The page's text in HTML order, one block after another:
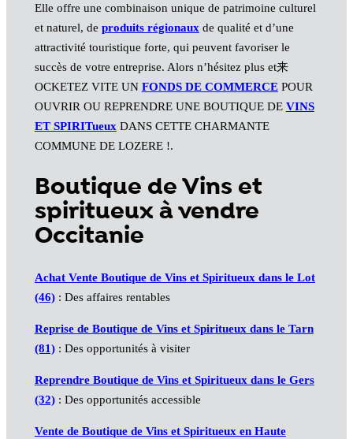
Elle offre une combinaison unique de patrimoine culturel
et naturel, de produits régionaux de qualité et d’une
attractivité touristique forte, qui peuvent favoriser le
succès de votre entreprise. Alors n’hésitez plus et来
OCKETEZ VITE UN FONDS DE COMMERCEPOUR
OUVRIR OU REPRENDRE UNE BOUTIQUE DE VINS
ET SPIRITueux DANS CETTE CHARMANTE
COMMUNE DE LOZERE !.
Boutique de Vins et
spiritueux à vendre
Occitanie
Achat Vente Boutique de Vins et Spiritueux dans le Lot
(46): Des affaires rentables
Reprise de Boutique de Vins et Spiritueux dans le Tarn
(81): Des opportunités à visiter
Reprendre Boutique de Vins et Spiritueux dans le Gers
(32): Des opportunités accessible
Vente de Boutique de Vins et Spiritueux en Haute